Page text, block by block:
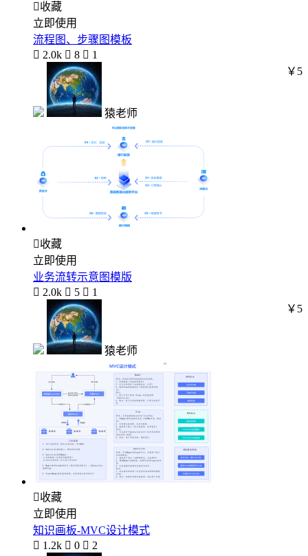
收藏
立即使用
流程图、步骤图模板
 2.0k  8  1
猿老师
￥5
收藏
立即使用
业务流转示意图模版
 2.0k  5  1
猿老师
￥5
收藏
立即使用
知识画板-MVC设计模式
 1.2k  0  2